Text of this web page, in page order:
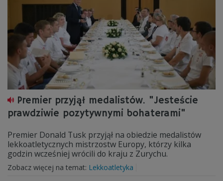
Premier przyjął medalistów. "Jesteście
prawdziwie pozytywnymi bohaterami"
Premier Donald Tusk przyjął na obiedzie medalistów
lekkoatletycznych mistrzostw Europy, którzy kilka
godzin wcześniej wrócili do kraju z Zurychu.
Zobacz więcej na temat: Lekkoatletyka